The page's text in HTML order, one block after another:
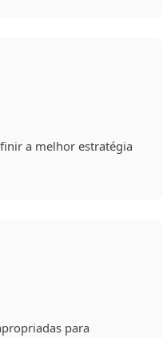
a melhor estratégia
para